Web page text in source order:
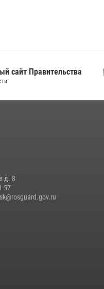
сайт Правительства
д. 8
57